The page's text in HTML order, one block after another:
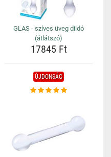
GLAS - szíves üveg dildó
(átlátszó)
17845 Ft
ÚJDONSÁG